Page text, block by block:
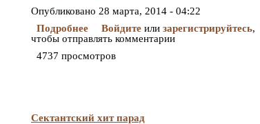
понравилось
Опубликовано 28 марта, 2014 - 04:22
Подробнее
Войдитеили зарегистрируйтесь,
чтобы отправлять комментарии
4737 просмотров
Сектантский хит парад